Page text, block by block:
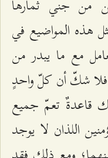
من جني ثمارها
هذه المواضيع في
مع ما يبدر من
فلا شكّ أن كلّ واحدٍ
قاعدةٌ تعمّ جميع
اللذان لا يوجد